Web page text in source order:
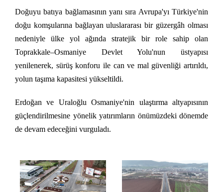
Doğuyu batıya bağlamasının yanı sıra Avrupa'yı Türkiye'nin
doğu komşularına bağlayan uluslararası bir güzergâh olması
nedeniyle ülke yol ağında stratejik bir role sahip olan
Toprakkale–Osmaniye Devlet Yolu'nun üstyapısı
yenilenerek, sürüş konforu ile can ve mal güvenliği artırıldı,
yolun taşıma kapasitesi yükseltildi.
Erdoğan ve Uraloğlu Osmaniye'nin ulaştırma altyapısının
güçlendirilmesine yönelik yatırımların önümüzdeki dönemde
de devam edeceğini vurguladı.​